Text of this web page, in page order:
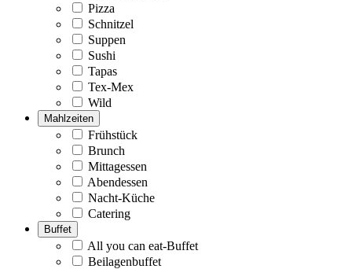
Pizza
Schnitzel
Suppen
Sushi
Tapas
Tex-Mex
Wild
Mahlzeiten
Frühstück
Brunch
Mittagessen
Abendessen
Nacht-Küche
Catering
Buffet
All you can eat-Buffet
Beilagenbuffet